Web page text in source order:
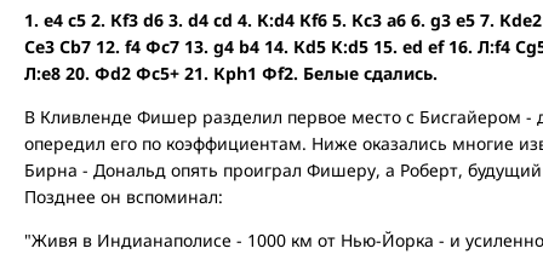
1. e4 c5 2. Кf3 d6 3. d4 cd 4. К:d4 Кf6 5. Кc3 a6 6. g3 e5 7.
Сe3 Сb7 12. f4 Фc7 13. g4 b4 14. Кd5 К:d5 15. ed ef 16. Л:f4
Л:e8 20. Фd2 Фc5+ 21. Крh1 Фf2. Белые сдались.
В Кливленде Фишер разделил первое место с Бисгайером -
опередил его по коэффициентам. Ниже оказались многие
Бирна - Дональд опять проиграл Фишеру, а Роберт,
Позднее он вспоминал:
"Живя в Индианаполисе - 1000 км от Нью-Йорка - и